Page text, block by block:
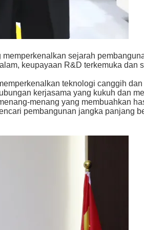
sejarah
keupayaan R&D terkemuka dan
teknologi canggih
kerjasama yang kukuh dan
menang yang membuahkan
pembangunan jangka panjang